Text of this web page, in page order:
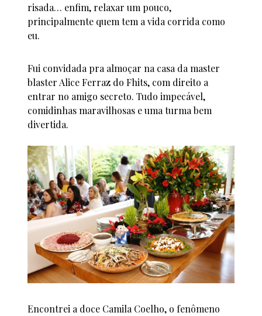
risada… enfim, relaxar um pouco,
principalmente quem tem a vida corrida como
eu.
Fui convidada pra almoçar na casa da master
blaster Alice Ferraz do Fhits, com direito a
entrar no amigo secreto. Tudo impecável,
comidinhas maravilhosas e uma turma bem
divertida.
Encontrei a doce Camila Coelho, o fenômeno